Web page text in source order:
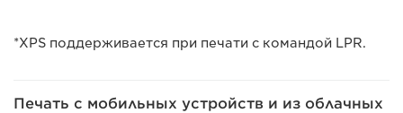
*XPS поддерживается при печати с командой LPR.
Печать с мобильных устройств и из облачных